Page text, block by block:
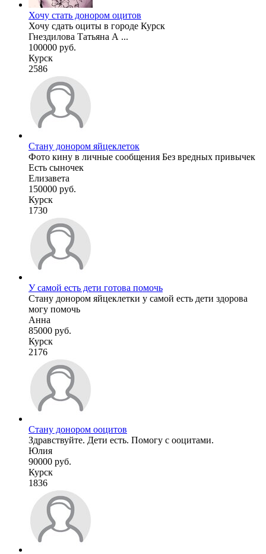
Хочу стать донором оцитов
Хочу сдать оциты в городе Курск
Гнездилова Татьяна А ...
100000 руб.
Курск
2586
Стану донором яйцеклеток
Фото кину в личные сообщения Без вредных привычек
Есть сыночек
Елизавета
150000 руб.
Курск
1730
У самой есть дети готова помочь
Стану донором яйцеклетки у самой есть дети здорова
могу помочь
Анна
85000 руб.
Курск
2176
Стану донором ооцитов
Здравствуйте. Дети есть. Помогу с ооцитами.
Юлия
90000 руб.
Курск
1836